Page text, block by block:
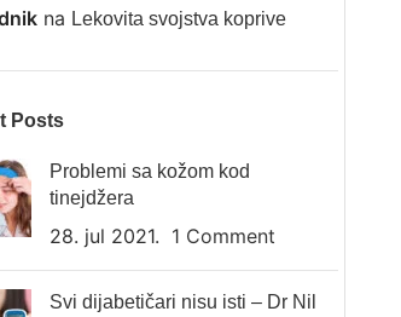
na Lekovita svojstva koprive
Posts
Problemi sa kožom kod
tinejdžera
28. jul 2021. 1 Comment
Svi dijabetičari nisu isti – Dr Nil